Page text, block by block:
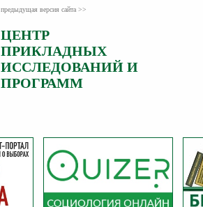
предыдущая версия сайта >>
ЦЕНТР
ПРИКЛАДНЫХ
ИССЛЕДОВАНИЙ И
ПРОГРАММ